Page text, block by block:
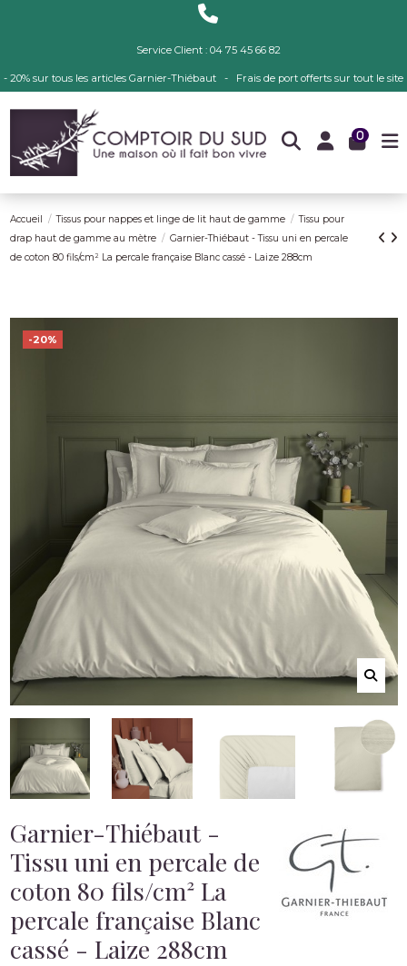
Service Client : 04 75 45 66 82
- 20% sur tous les articles Garnier-Thiébaut - Frais de port offerts sur tout le site
0
Accueil Tissus pour nappes et linge de lit haut de gamme
Tissu pour
drap haut de gamme au mètre
Garnier-Thiébaut - Tissu uni en percale
de coton 80 fils/cm² La percale française Blanc cassé - Laize 288cm
-20%
Garnier-Thiébaut -
Tissu uni en percale de
coton 80 fils/cm² La
percale française Blanc
cassé - Laize 288cm